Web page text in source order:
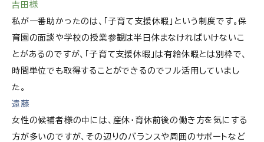
吉田様
私が一番助かったのは、「子育て支援休暇」という制度です。保
育園の面談や学校の授業参観は半日休まなければいけないこ
とがあるのですが、「子育て支援休暇」は有給休暇とは別枠で、
時間単位でも取得することができるのでフル活用していまし
た。
遠藤
女性の候補者様の中には、産休・育休前後の働き方を気にする
方が多いのですが、その辺りのバランスや周囲のサポートなど